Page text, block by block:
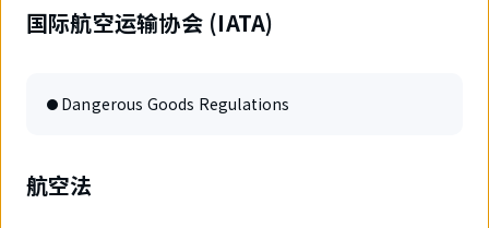
国际航空运输协会 (IATA)
Dangerous Goods Regulations
航空法